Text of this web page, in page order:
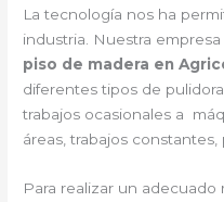
La tecnología nos ha
industria. Nuestra
piso de madera en
diferentes tipos de
trabajos ocasionales a
áreas, trabajos
Para realizar un